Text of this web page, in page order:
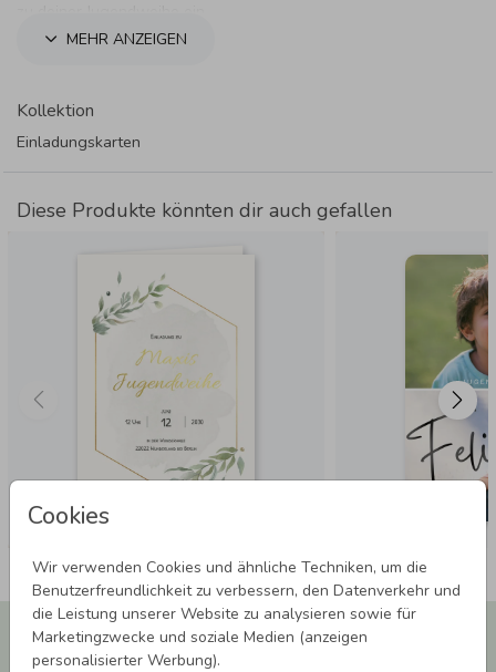
Cookies
Wir verwenden Cookies und ähnliche Techniken, um die
Benutzerfreundlichkeit zu verbessern, den Datenverkehr und
die Leistung unserer Website zu analysieren sowie für
Marketingzwecke und soziale Medien (anzeigen
personalisierter Werbung).
MEHR ANZEIGEN
Kollektion
Einladungskarten
Diese Produkte könnten dir auch gefallen
Newsletter abonnieren und 5,00 € Rabatt**
sichern!